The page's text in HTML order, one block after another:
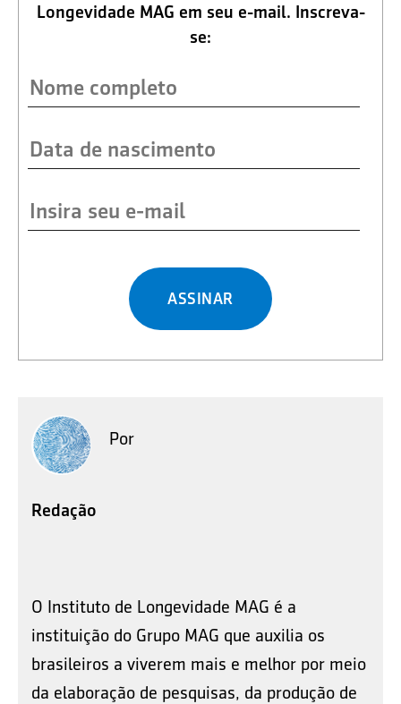
Longevidade MAG em seu e-mail. Inscreva-
se:
ASSINAR
Por
Redação
O Instituto de Longevidade MAG é a
instituição do Grupo MAG que auxilia os
brasileiros a viverem mais e melhor por meio
da elaboração de pesquisas, da produção de